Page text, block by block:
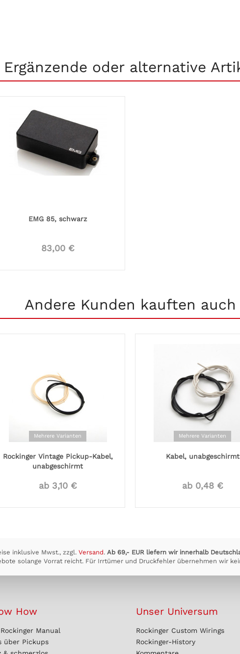
Ergänzende oder alternative
EMG 85, schwarz
83,00 €
Andere Kunden kauften auch
Mehrere Varianten
Rockinger Vintage Pickup-Kabel,
unabgeschirmt
ab 3,10 €
Mehrere Varianten
Kabel, unabgeschirmt
ab 0,48 €
inklusive Mwst., zzgl. Versand. Ab 69,- EUR liefern wir innerhalb
solange Vorrat reicht. Für Irrtümer und Druckfehler übernehmen wir
How
Manual
über Pickups
Unser Universum
Rockinger Custom Wirings
Rockinger-History